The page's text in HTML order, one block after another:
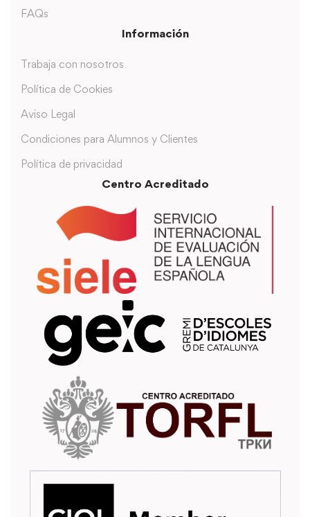
FAQs
Información
Trabaja con nosotros
Política de Cookies
Aviso Legal
Condiciones para Alumnos y Clientes
Política de privacidad
Centro Acreditado